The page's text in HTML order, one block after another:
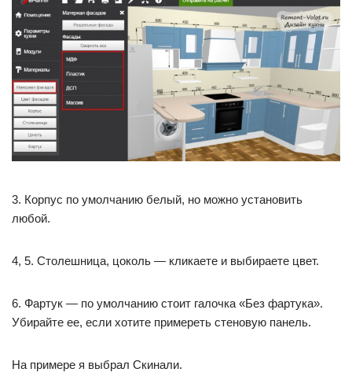
3. Корпус по умолчанию белый, но можно установить
любой.
4, 5. Столешница, цоколь — кликаете и выбираете цвет.
6. Фартук — по умолчанию стоит галочка «Без фартука».
Убирайте ее, если хотите примереть стеновую панель.
На примере я выбрал Скинали.